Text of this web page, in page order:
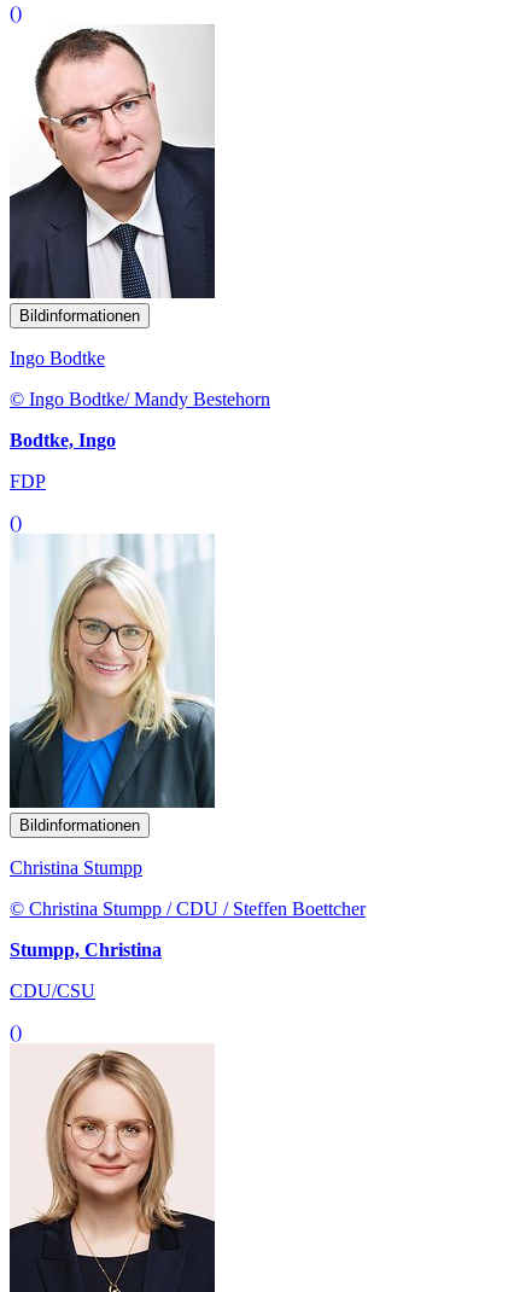
()
Bildinformationen
Ingo Bodtke
© Ingo Bodtke/ Mandy Bestehorn
Bodtke, Ingo
FDP
()
Bildinformationen
Christina Stumpp
© Christina Stumpp / CDU / Steffen Boettcher
Stumpp, Christina
CDU/CSU
()